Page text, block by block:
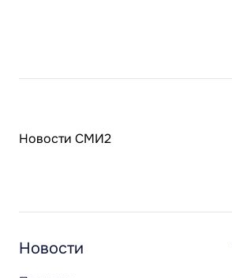
Новости СМИ2
Новости